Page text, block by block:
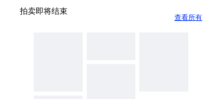
拍卖即将结束
查看所有